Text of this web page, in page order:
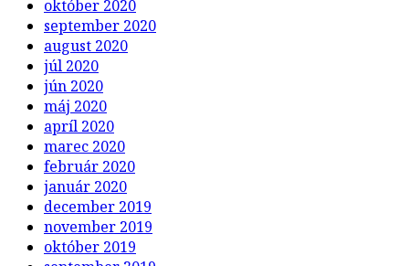
október 2020
september 2020
august 2020
júl 2020
jún 2020
máj 2020
apríl 2020
marec 2020
február 2020
január 2020
december 2019
november 2019
október 2019